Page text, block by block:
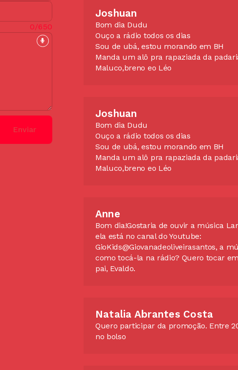
0/650
Enviar
Joshuan
Bom dia Dudu
Ouço a rádio todos os dias
Sou de ubá, estou morando em BH
Manda um alô pra rapaziada da
Maluco,breno eo Léo
Joshuan
Bom dia Dudu
Ouço a rádio todos os dias
Sou de ubá, estou morando em BH
Manda um alô pra rapaziada da
Maluco,breno eo Léo
Anne
Bom dia!Gostaria de ouvir a música
ela está no canal do Youtube:
GioKids@Giovanadeoliveirasantos, a
como tocá-la na rádio? Quero tocar
pai, Evaldo.
Natalia Abrantes Costa
Quero participar da promoção. Entre
no bolso